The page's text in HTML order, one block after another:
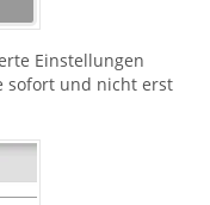
Einstellungen
sofort und nicht erst